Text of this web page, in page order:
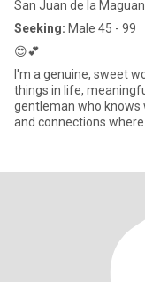
San Juan de la
Seeking: Male 45 - 99
😍💕
I'm a genuine, sweet
things in life,
gentleman who knows
and connections